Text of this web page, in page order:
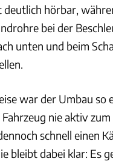
deutlich hörbar,
bei der
unten und beim
war der Umbau so
Fahrzeug nie aktiv
schnell einen
bleibt dabei klar: Es